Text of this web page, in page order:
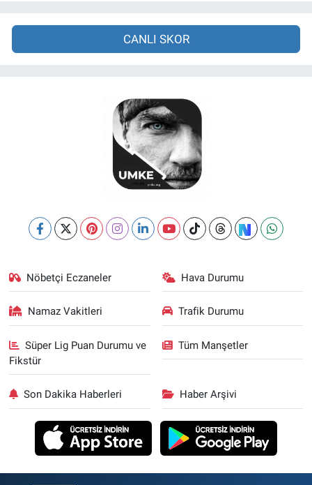
CANLI SKOR
Nöbetçi Eczaneler Hava Durumu
Namaz Vakitleri Trafik Durumu
Süper Lig Puan Durumu ve
Fikstür
Tüm Manşetler
Son Dakika Haberleri Haber Arşivi